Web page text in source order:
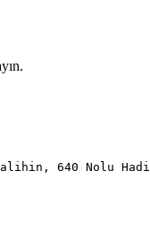
640 Nolu